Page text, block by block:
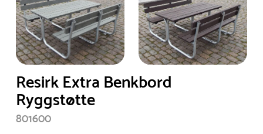
Resirk Extra Benkbord
Ryggstøtte
801600